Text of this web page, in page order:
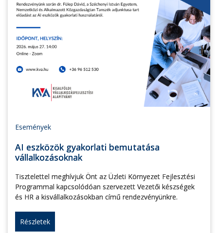
Események
AI eszközök gyakorlati bemutatása
vállalkozásoknak
Tisztelettel meghívjuk Önt az Üzleti Környezet Fejlesztési
Programmal kapcsolódóan szervezett Vezetői készségek
és HR a kisvállalkozásokban című rendezvényünkre.
Részletek